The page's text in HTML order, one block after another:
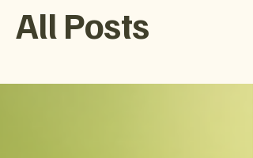
All Posts